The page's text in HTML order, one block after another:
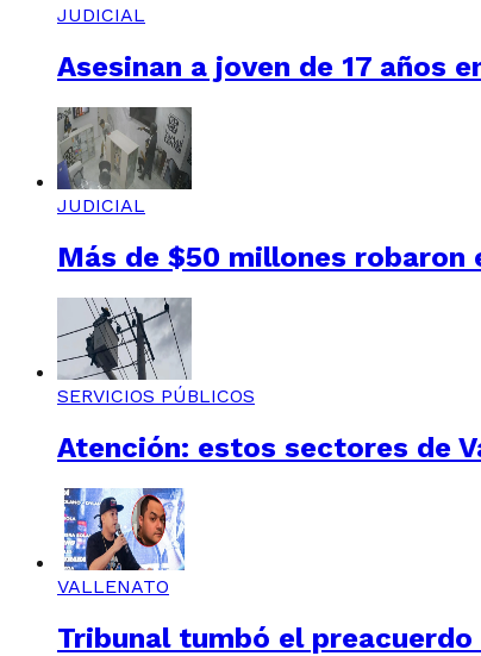
JUDICIAL
Asesinan a joven de 17 años
JUDICIAL
Más de $50 millones robaron
SERVICIOS PÚBLICOS
Atención: estos sectores de
VALLENATO
Tribunal tumbó el